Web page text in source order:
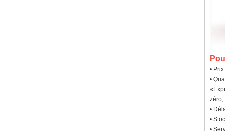
•
•
zéro;
•
•
•